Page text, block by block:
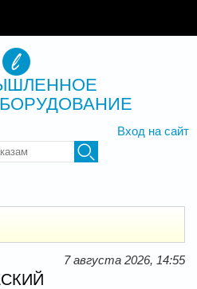
Вход на сайт
слова для
7 августа 2026, 14:55